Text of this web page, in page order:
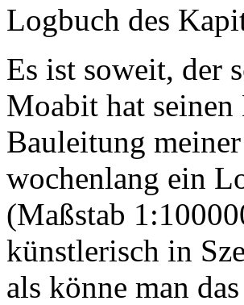
Logbuch des
Es ist soweit, der
Moabit hat
Bauleitung
wochenlang ein
(Maßstab
künstlerisch in
als könne man